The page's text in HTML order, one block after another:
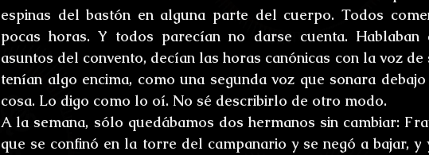
espinas del bastón en alguna parte del cuerpo. Todos
pocas horas. Y todos parecían no darse cuenta.
asuntos del convento, decían las horas canónicas con la voz
tenían algo encima, como una segunda voz que sonara
cosa. Lo digo como lo oí. No sé describirlo de otro modo.
A la semana, sólo quedábamos dos hermanos sin cambiar:
que se confinó en la torre del campanario y se negó a bajar, y